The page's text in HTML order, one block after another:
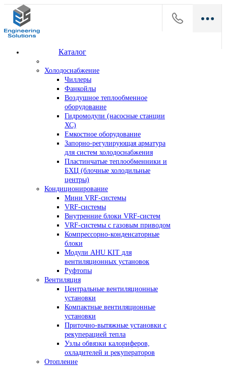
Каталог
Холодоснабжение
Чиллеры
Фанкойлы
Воздушное теплообменное
оборудование
Гидромодули (насосные станции
ХС)
Емкостное оборудование
Запорно-регулирующая арматура
для систем холодоснабжения
Пластинчатые теплообменники и
БХЦ (блочные холодильные
центры)
Кондиционирование
Мини VRF-системы
VRF-системы
Внутренние блоки VRF-систем
VRF-системы с газовым приводом
Компрессорно-конденсаторные
блоки
Модули AHU KIT для
вентиляционных установок
Руфтопы
Вентиляция
Центральные вентиляционные
установки
Компактные вентиляционные
установки
Приточно-вытяжные установки с
рекуперацией тепла
Узлы обвязки калориферов,
охладителей и рекуператоров
Отопление